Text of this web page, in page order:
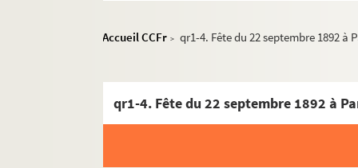
Accueil CCFr > qr1-4. Fête du 22 septembre 1892 à
qr1-4. Fête du 22 septembre 1892 à